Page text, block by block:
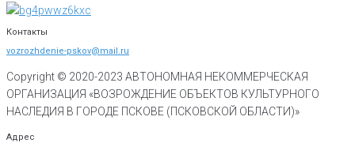
Контакты
vozrozhdenie-pskov@mail.ru
Copyright © 2020-2023 АВТОНОМНАЯ НЕКОММЕРЧЕСКАЯ
ОРГАНИЗАЦИЯ «ВОЗРОЖДЕНИЕ ОБЪЕКТОВ КУЛЬТУРНОГО
НАСЛЕДИЯ В ГОРОДЕ ПСКОВЕ (ПСКОВСКОЙ ОБЛАСТИ)»
Адрес